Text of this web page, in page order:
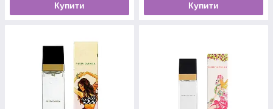
Купити Купити